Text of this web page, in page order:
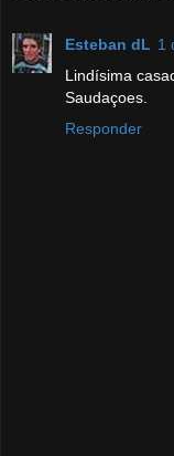
Esteban dL 1
Lindísima
Saudaçoes.
Responder